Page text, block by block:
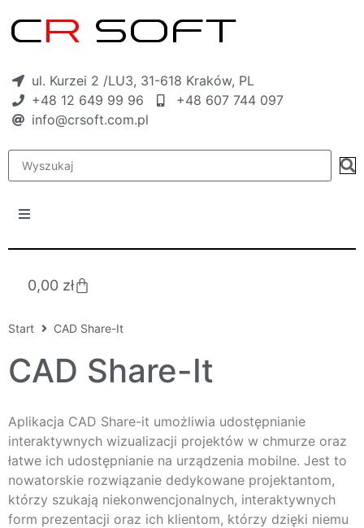
ul. Kurzei 2 /LU3, 31-618 Kraków, PL
+48 12 649 99 96
+48 607 744 097
info@crsoft.com.pl
0,00 zł
Start CAD Share-It
CAD Share-It
Aplikacja CAD Share-it umożliwia udostępnianie
interaktywnych wizualizacji projektów w chmurze oraz
łatwe ich udostępnianie na urządzenia mobilne. Jest to
nowatorskie rozwiązanie dedykowane projektantom,
którzy szukają niekonwencjonalnych, interaktywnych
form prezentacji oraz ich klientom, którzy dzięki niemu